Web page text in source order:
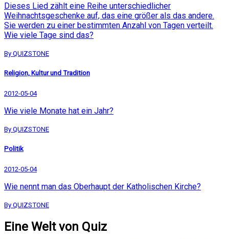
Dieses Lied zählt eine Reihe unterschiedlicher
Weihnachtsgeschenke auf, das eine größer als das andere.
Sie werden zu einer bestimmten Anzahl von Tagen verteilt.
Wie viele Tage sind das?
By QUIZSTONE
Religion, Kultur und Tradition
2012-05-04
Wie viele Monate hat ein Jahr?
By QUIZSTONE
Politik
2012-05-04
Wie nennt man das Oberhaupt der Katholischen Kirche?
By QUIZSTONE
Eine Welt von Quiz